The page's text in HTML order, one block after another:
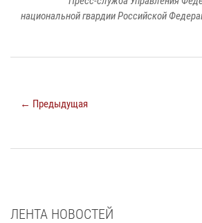
национальной гвардии Российской
← Предыдущая
ЛЕНТА НОВОСТЕЙ